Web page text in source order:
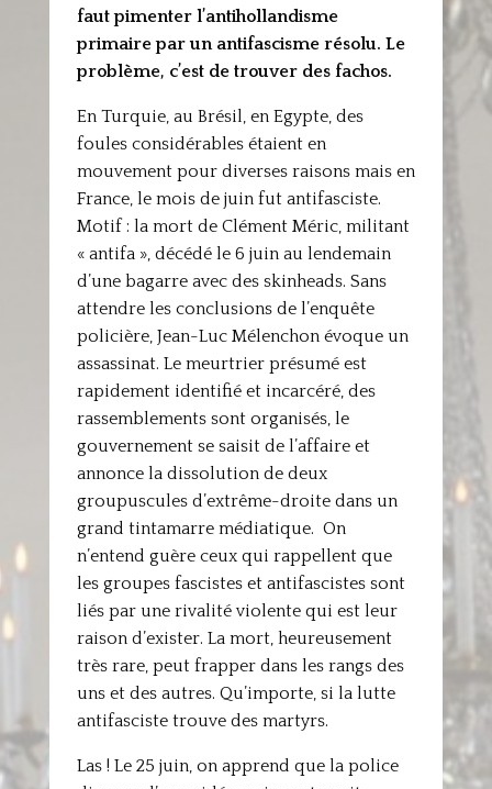
faut pimenter l’antihollandisme
primaire par un antifascisme résolu. Le
problème, c’est de trouver des fachos.
En Turquie, au Brésil, en Egypte, des
foules considérables étaient en
mouvement pour diverses raisons mais en
France, le mois de juin fut antifasciste.
Motif : la mort de Clément Méric, militant
« antifa », décédé le 6 juin au lendemain
d’une bagarre avec des skinheads. Sans
attendre les conclusions de l’enquête
policière, Jean-Luc Mélenchon évoque un
assassinat. Le meurtrier présumé est
rapidement identifié et incarcéré, des
rassemblements sont organisés, le
gouvernement se saisit de l’affaire et
annonce la dissolution de deux
groupuscules d’extrême-droite dans un
grand tintamarre médiatique. On
n’entend guère ceux qui rappellent que
les groupes fascistes et antifascistes sont
liés par une rivalité violente qui est leur
raison d’exister. La mort, heureusement
très rare, peut frapper dans les rangs des
uns et des autres. Qu’importe, si la lutte
antifasciste trouve des martyrs.
Las ! Le 25 juin, on apprend que la police